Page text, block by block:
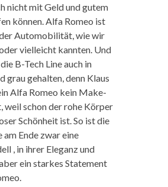
nicht mit Geld und gutem
können. Alfa Romeo ist
Automobilität, wie wir
vielleicht kannten. Und
B-Tech Line auch in
grau gehalten, denn Klaus
Alfa Romeo kein Make-
weil schon der rohe Körper
Schönheit ist. So ist die
am Ende zwar eine
, in ihrer Eleganz und
ein starkes Statement